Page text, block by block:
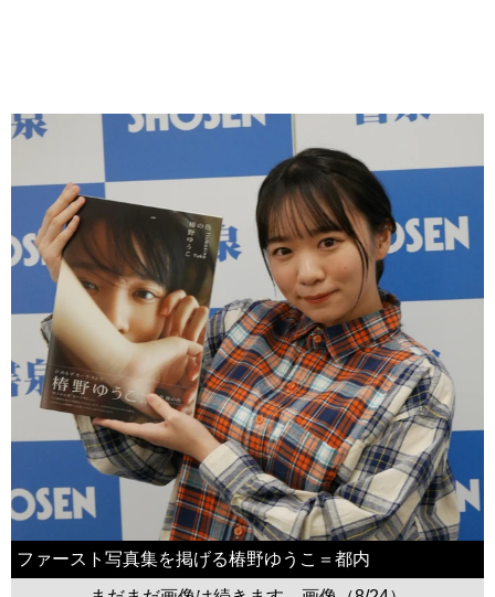
ファースト写真集を掲げる椿野ゆうこ＝都内